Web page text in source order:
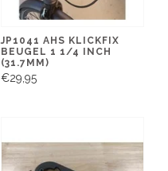
JP1041 AHS KLICKFIX
BEUGEL 1 1/4 INCH
(31.7MM)
€29,95